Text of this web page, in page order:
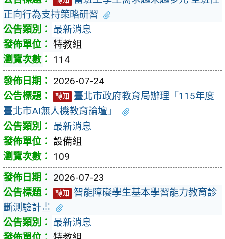
正向行為支持策略研習
最新消息
特教組
114
2026-07-24
轉知
臺北市政府教育局辦理「115年度
臺北市AI無人機教育論壇」
最新消息
設備組
109
2026-07-23
轉知
智能障礙學生基本學習能力教育診
斷測驗計畫
最新消息